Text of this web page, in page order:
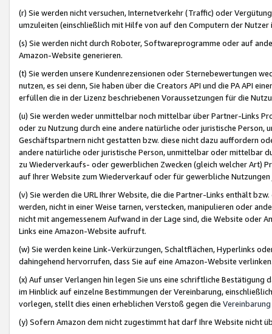
(r) Sie werden nicht versuchen, Internetverkehr (Traffic) oder
umzuleiten (einschließlich mit Hilfe von auf den Computern der
(s) Sie werden nicht durch Roboter, Softwareprogramme oder auf
Amazon-Website generieren.
(t) Sie werden unsere Kundenrezensionen oder Sternebewertungen
nutzen, es sei denn, Sie haben über die Creators API und die PA API
erfüllen die in der Lizenz beschriebenen Voraussetzungen für die
(u) Sie werden weder unmittelbar noch mittelbar über Partner-Links
oder zu Nutzung durch eine andere natürliche oder juristische
Geschäftspartnern nicht gestatten bzw. diese nicht dazu auffordern
andere natürliche oder juristische Person, unmittelbar oder mittelbar
zu Wiederverkaufs- oder gewerblichen Zwecken (gleich welcher Art)
auf Ihrer Website zum Wiederverkauf oder für gewerbliche
(v) Sie werden die URL Ihrer Website, die die Partner-Links enthält
werden, nicht in einer Weise tarnen, verstecken, manipulieren oder
nicht mit angemessenem Aufwand in der Lage sind, die Website oder
Links eine Amazon-Website aufruft.
(w) Sie werden keine Link-Verkürzungen, Schaltflächen, Hyperlinks
dahingehend hervorrufen, dass Sie auf eine Amazon-Website
(x) Auf unser Verlangen hin legen Sie uns eine schriftliche
im Hinblick auf einzelne Bestimmungen der Vereinbarung,
vorlegen, stellt dies einen erheblichen Verstoß gegen die Vereinbarung
(y) Sofern Amazon dem nicht zugestimmt hat darf Ihre Website nicht